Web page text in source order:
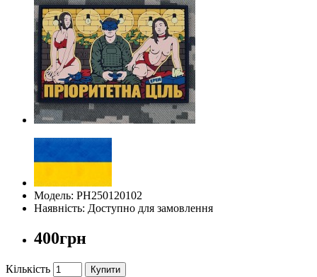
Модель: PH250120102
Наявність: Доступно для замовлення
400грн
Кількість Купити